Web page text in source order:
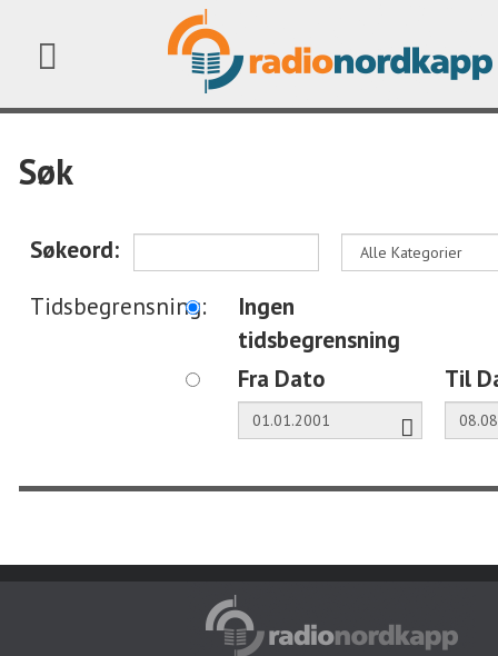
Søk
Søkeord:
Tidsbegrensning:
Ingen
tidsbegrensning
Fra Dato
Til